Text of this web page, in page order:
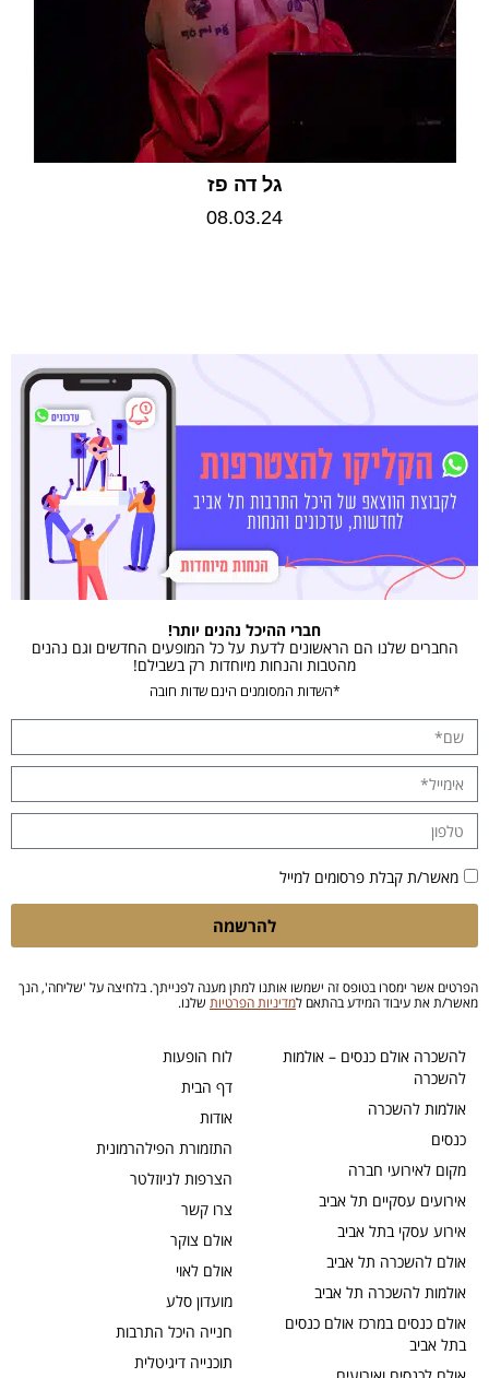
גל דה פז
08.03.24
לוח הופעות
דף הבית
אודות
התזמורת הפילהרמונית
הצרפות לניוזלטר
צרו קשר
אולם צוקר
אולם לאוי
מועדון סלע
חנייה היכל התרבות
תוכנייה דיגיטלית
להשכרה אולם כנסים – אולמות
להשכרה
אולמות להשכרה
כנסים
מקום לאירועי חברה
אירועים עסקיים תל אביב
אירוע עסקי בתל אביב
אולם להשכרה תל אביב
אולמות להשכרה תל אביב
אולם כנסים במרכז אולם כנסים
בתל אביב
חברי ההיכל נהנים יותר!
החברים שלנו הם הראשונים לדעת על כל המופעים החדשים וגם נהנים
מהטבות והנחות מיוחדות רק בשבילם!
*השדות המסומנים הינם שדות חובה
מאשר/ת קבלת פרסומים למייל
להרשמה
הפרטים אשר ימסרו בטופס זה ישמשו אותנו למתן מענה לפנייתך. בלחיצה על 'שליחה', הנך
מאשר/ת את עיבוד המידע בהתאם למדיניות הפרטיות שלנו.